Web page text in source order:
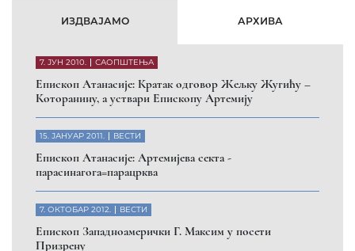
Помозите нашој браћи и сестрама
на Косову и Метохији